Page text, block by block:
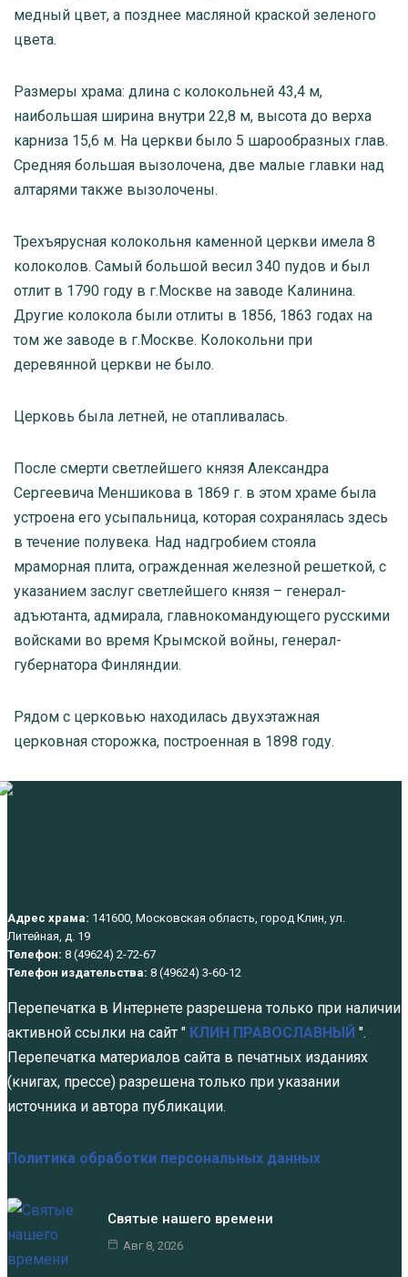
медный цвет, а позднее масляной краской зеленого
цвета.
Размеры храма: длина с колокольней 43,4 м,
наибольшая ширина внутри 22,8 м, высота до верха
карниза 15,6 м. На церкви было 5 шарообразных глав.
Средняя большая вызолочена, две малые главки над
алтарями также вызолочены.
Трехъярусная колокольня каменной церкви имела 8
колоколов. Самый большой весил 340 пудов и был
отлит в 1790 году в г.Москве на заводе Калинина.
Другие колокола были отлиты в 1856, 1863 годах на
том же заводе в г.Москве. Колокольни при
деревянной церкви не было.
Церковь была летней, не отапливалась.
После смерти светлейшего князя Александра
Сергеевича Меншикова в 1869 г. в этом храме была
устроена его усыпальница, которая сохранялась здесь
в течение полувека. Над надгробием стояла
мраморная плита, огражденная железной решеткой, с
указанием заслуг светлейшего князя – генерал-
адъютанта, адмирала, главнокомандующего русскими
войсками во время Крымской войны, генерал-
губернатора Финляндии.
Рядом с церковью находилась двухэтажная
церковная сторожка, построенная в 1898 году.
Адрес храма: 141600, Московская область, город Клин, ул.
Литейная, д. 19
Телефон: 8 (49624) 2-72-67
Телефон издательства: 8 (49624) 3-60-12
Перепечатка в Интернете разрешена только при наличии
активной ссылки на сайт " КЛИН ПРАВОСЛАВНЫЙ ".
Перепечатка материалов сайта в печатных изданиях
(книгах, прессе) разрешена только при указании
источника и автора публикации.
Политика обработки персональных данных
Святые нашего времени
Авг 8, 2026